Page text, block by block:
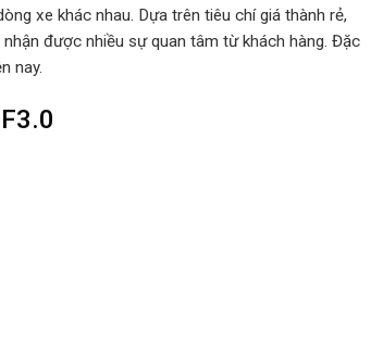
xe khác nhau. Dựa trên tiêu chí giá thành rẻ,
được nhiều sự quan tâm từ khách hàng. Đặc
nay.